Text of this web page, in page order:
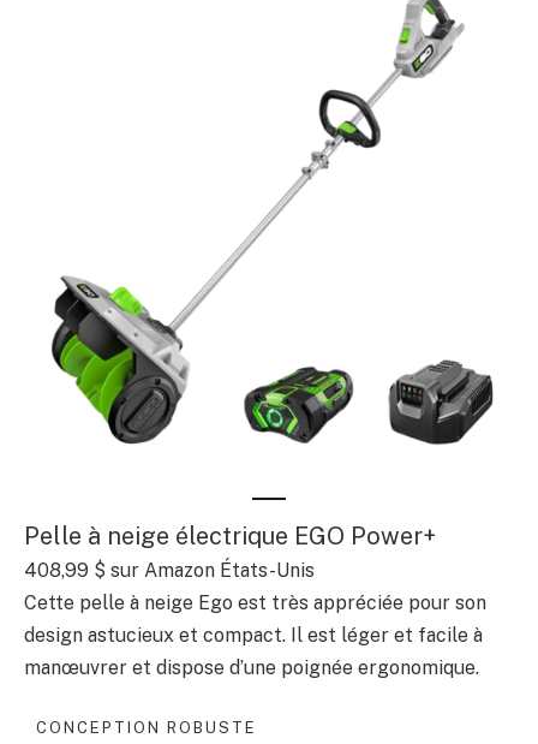
Pelle à neige électrique EGO Power+
408,99 $ sur Amazon États-Unis
Cette pelle à neige Ego est très appréciée pour son
design astucieux et compact. Il est léger et facile à
manœuvrer et dispose d’une poignée ergonomique.
CONCEPTION ROBUSTE